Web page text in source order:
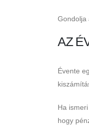
Gondolja
AZ
Évente
Ha
hogy